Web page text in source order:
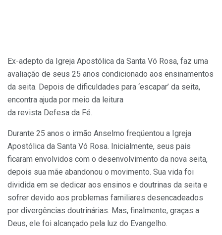
Ex-adepto da Igreja Apostólica da Santa Vó Rosa, faz uma
avaliação de seus 25 anos condicionado aos ensinamentos
da seita. Depois de dificuldades para ‘escapar’ da seita,
encontra ajuda por meio da leitura
da revista Defesa da Fé.
Durante 25 anos o irmão Anselmo freqüentou a Igreja
Apostólica da Santa Vó Rosa. Inicialmente, seus pais
ficaram envolvidos com o desenvolvimento da nova seita,
depois sua mãe abandonou o movimento. Sua vida foi
dividida em se dedicar aos ensinos e doutrinas da seita e
sofrer devido aos problemas familiares desencadeados
por divergências doutrinárias. Mas, finalmente, graças a
Deus, ele foi alcançado pela luz do Evangelho.